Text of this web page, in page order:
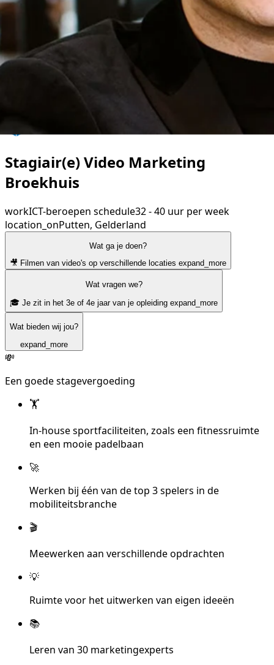
Stagiair(e) Video Marketing
Broekhuis
workICT-beroepen schedule32 - 40 uur per week
location_onPutten, Gelderland
Wat ga je doen?
🎥 Filmen van video's op verschillende locaties expand_more
Wat vragen we?
🎓 Je zit in het 3e of 4e jaar van je opleiding expand_more
Wat bieden wij jou?
expand_more
💸
Een goede stagevergoeding
🏋️
In-house sportfaciliteiten, zoals een fitnessruimte
en een mooie padelbaan
🚀
Werken bij één van de top 3 spelers in de
mobiliteitsbranche
🎬
Meewerken aan verschillende opdrachten
💡
Ruimte voor het uitwerken van eigen ideeën
📚
Leren van 30 marketingexperts